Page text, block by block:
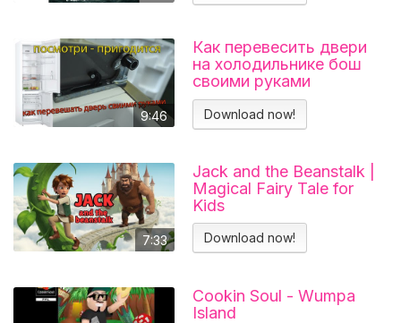
9:46
Как перевесить двери
на холодильнике бош
своими руками
Холодильник BOSCH
KGN39VL25R Перенавес
дверей
Download now!
7:33
Jack and the Beanstalk |
Magical Fairy Tale for
Kids
Download now!
Cookin Soul - Wumpa
Island